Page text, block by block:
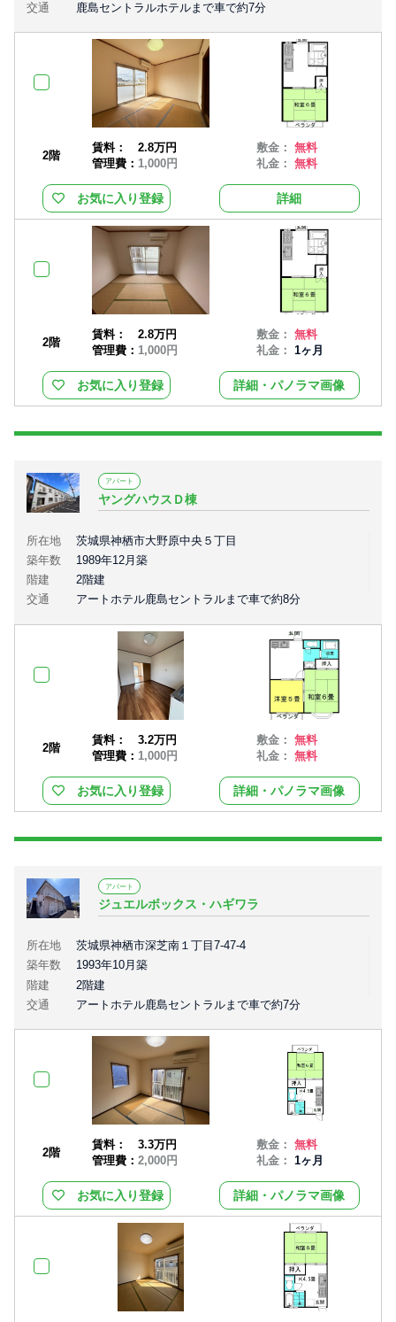
交通
鹿島セントラルホテルまで車で約7分
2階
賃料：
2.8万円
管理費： 1,000円
敷金：無料
礼金：無料
お気に入り登録 詳細
2階
賃料：
2.8万円
管理費： 1,000円
敷金：無料
礼金：1ヶ月
お気に入り登録 詳細・パノラマ画像
アパート
ヤングハウスＤ棟
所在地
茨城県神栖市大野原中央５丁目
築年数
1989年12月築
階建
2階建
交通
アートホテル鹿島セントラルまで車で約8分
2階
賃料：
3.2万円
管理費： 1,000円
敷金：無料
礼金：無料
お気に入り登録 詳細・パノラマ画像
アパート
ジュエルボックス・ハギワラ
所在地
茨城県神栖市深芝南１丁目7-47-4
築年数
1993年10月築
階建
2階建
交通
アートホテル鹿島セントラルまで車で約7分
2階
賃料：
3.3万円
管理費： 2,000円
敷金：無料
礼金：1ヶ月
お気に入り登録 詳細・パノラマ画像